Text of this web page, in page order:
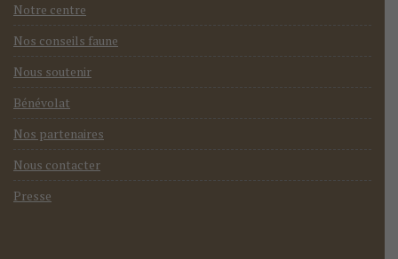
Notre centre
Nos conseils faune
Nous soutenir
Bénévolat
Nos partenaires
Nous contacter
Presse